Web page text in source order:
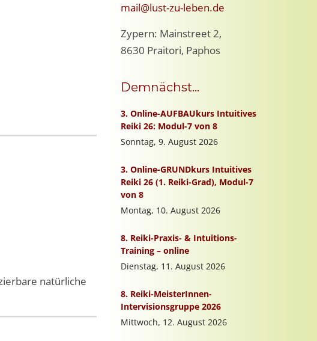
natürliche
mail@lust-zu-leben.de
Zypern: Mainstreet 2,
8630 Praitori, Paphos
Demnächst...